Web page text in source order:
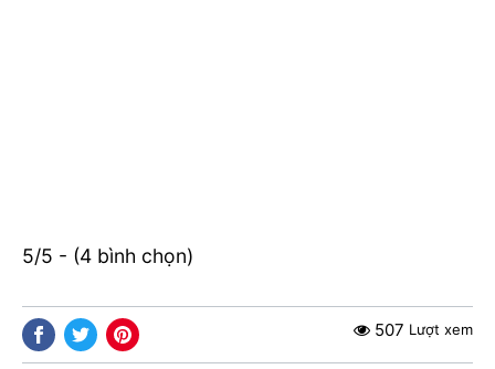
5/5 - (4 bình chọn)
507 Lượt xem